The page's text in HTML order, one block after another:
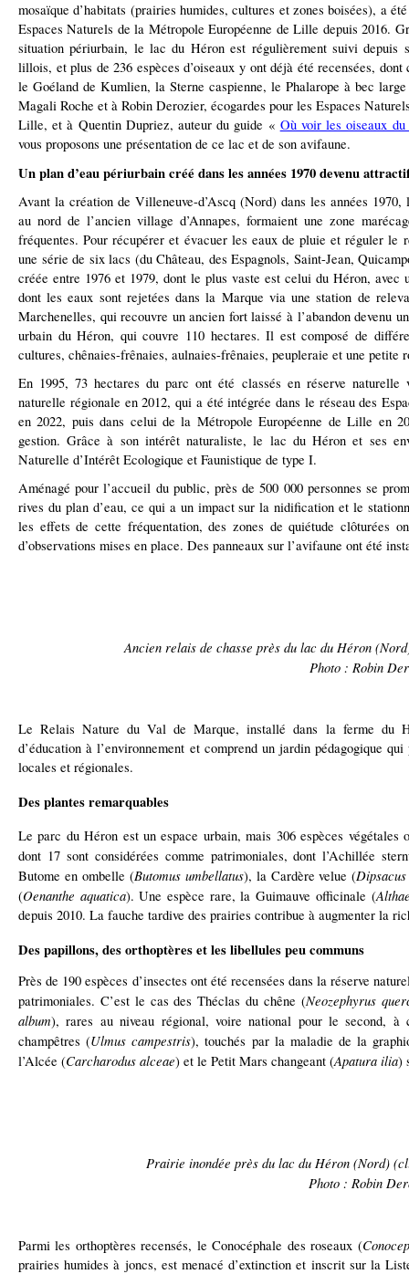
mosaïque d’habitats (prairies humides, cultures et zones boisées), a
Espaces Naturels de la Métropole Européenne de Lille depuis 2016.
situation périurbain, le lac du Héron est régulièrement suivi depuis
lillois, et plus de 236 espèces d’oiseaux y ont déjà été recensées, dont
le Goéland de Kumlien, la Sterne caspienne, le Phalarope à bec
Magali Roche et à Robin Derozier, écogardes pour les Espaces
Lille, et à Quentin Dupriez, auteur du guide « Où voir les oiseaux
vous proposons une présentation de ce lac et de son avifaune.
Un plan d’eau périurbain créé dans les années 1970 devenu
Avant la création de Villeneuve-d’Ascq (Nord) dans les années
au nord de l’ancien village d’Annapes, formaient une zone
fréquentes. Pour récupérer et évacuer les eaux de pluie et réguler le
une série de six lacs (du Château, des Espagnols, Saint-Jean,
créée entre 1976 et 1979, dont le plus vaste est celui du Héron, avec
dont les eaux sont rejetées dans la Marque via une station de
Marchenelles, qui recouvre un ancien fort laissé à l’abandon devenu
urbain du Héron, qui couvre 110 hectares. Il est composé de
cultures, chênaies-frênaies, aulnaies-frênaies, peupleraie et une petite
En 1995, 73 hectares du parc ont été classés en réserve naturelle
naturelle régionale en 2012, qui a été intégrée dans le réseau des
en 2022, puis dans celui de la Métropole Européenne de Lille en
gestion. Grâce à son intérêt naturaliste, le lac du Héron et ses
Naturelle d’Intérêt Ecologique et Faunistique de type I.
Aménagé pour l’accueil du public, près de 500 000 personnes se
rives du plan d’eau, ce qui a un impact sur la nidification et le
les effets de cette fréquentation, des zones de quiétude clôturées
d’observations mises en place. Des panneaux sur l’avifaune ont été
Ancien relais de chasse près du lac du Héron
Photo : Robin
Le Relais Nature du Val de Marque, installé dans la ferme du
d’éducation à l’environnement et comprend un jardin pédagogique
locales et régionales.
Des plantes remarquables
Le parc du Héron est un espace urbain, mais 306 espèces végétales
dont 17 sont considérées comme patrimoniales, dont l’Achillée
Butome en ombelle (Butomus umbellatus), la Cardère velue (
(Oenanthe aquatica). Une espèce rare, la Guimauve officinale (
depuis 2010. La fauche tardive des prairies contribue à augmenter la
Des papillons, des orthoptères et les libellules peu communs
Près de 190 espèces d’insectes ont été recensées dans la réserve
patrimoniales. C’est le cas des Théclas du chêne (Neozephyrus
album), rares au niveau régional, voire national pour le second, à
champêtres (Ulmus campestris), touchés par la maladie de la
l’Alcée (Carcharodus alceae) et le Petit Mars changeant (Apatura ilia)
Prairie inondée près du lac du Héron (Nord)
Photo : Robin
Parmi les orthoptères recensés, le Conocéphale des roseaux (
prairies humides à joncs, est menacé d’extinction et inscrit sur la